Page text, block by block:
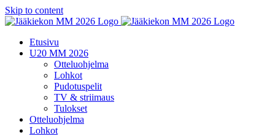
Skip to content
Etusivu
U20 MM 2026
Otteluohjelma
Lohkot
Pudotuspelit
TV & striimaus
Tulokset
Otteluohjelma
Lohkot